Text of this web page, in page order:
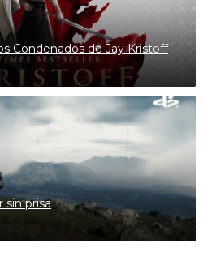
Condenados de Jay Kristoff
sin prisa